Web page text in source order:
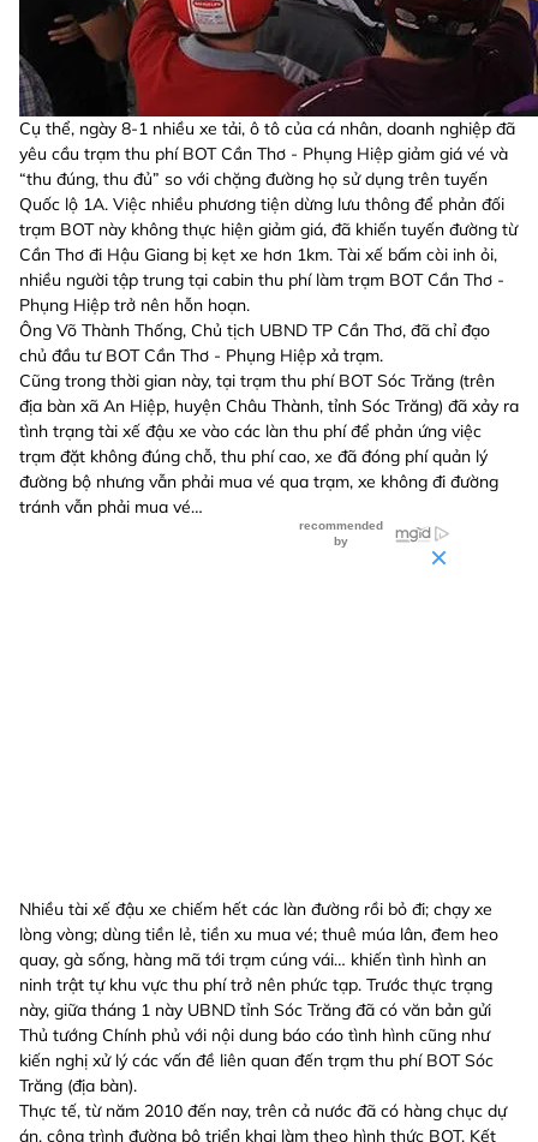
Cụ thể, ngày 8-1 nhiều xe tải, ô tô của cá nhân, doanh nghiệp đã
yêu cầu trạm thu phí BOT Cần Thơ - Phụng Hiệp giảm giá vé và
“thu đúng, thu đủ” so với chặng đường họ sử dụng trên tuyến
Quốc lộ 1A. Việc nhiều phương tiện dừng lưu thông để phản đối
trạm BOT này không thực hiện giảm giá, đã khiến tuyến đường từ
Cần Thơ đi Hậu Giang bị kẹt xe hơn 1km. Tài xế bấm còi inh ỏi,
nhiều người tập trung tại cabin thu phí làm trạm BOT Cần Thơ -
Phụng Hiệp trở nên hỗn hoạn.
Ông Võ Thành Thống, Chủ tịch UBND TP Cần Thơ, đã chỉ đạo
chủ đầu tư BOT Cần Thơ - Phụng Hiệp xả trạm.
Cũng trong thời gian này, tại trạm thu phí BOT Sóc Trăng (trên
địa bàn xã An Hiệp, huyện Châu Thành, tỉnh Sóc Trăng) đã xảy ra
tình trạng tài xế đậu xe vào các làn thu phí để phản ứng việc
trạm đặt không đúng chỗ, thu phí cao, xe đã đóng phí quản lý
đường bộ nhưng vẫn phải mua vé qua trạm, xe không đi đường
tránh vẫn phải mua vé…
Nhiều tài xế đậu xe chiếm hết các làn đường rồi bỏ đi; chạy xe
lòng vòng; dùng tiền lẻ, tiền xu mua vé; thuê múa lân, đem heo
quay, gà sống, hàng mã tới trạm cúng vái… khiến tình hình an
ninh trật tự khu vực thu phí trở nên phức tạp. Trước thực trạng
này, giữa tháng 1 này UBND tỉnh Sóc Trăng đã có văn bản gửi
Thủ tướng Chính phủ với nội dung báo cáo tình hình cũng như
kiến nghị xử lý các vấn đề liên quan đến trạm thu phí BOT Sóc
Trăng (địa bàn).
Thực tế, từ năm 2010 đến nay, trên cả nước đã có hàng chục dự
án, công trình đường bộ triển khai làm theo hình thức BOT. Kết